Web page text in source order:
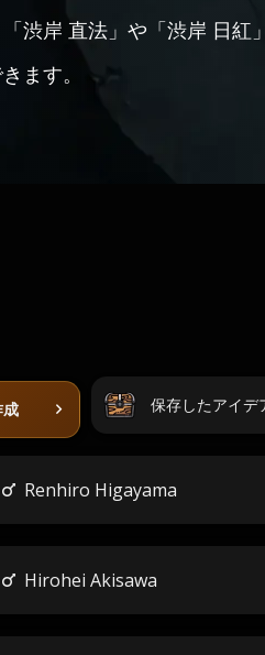
渋岸 直法」や「渋岸 日紅
ます。
保存したアイデ
Renhiro Higayama
Hirohei Akisawa